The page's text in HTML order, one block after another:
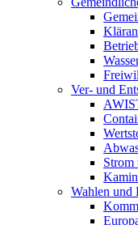
Ver- und
Strom
Wahlen und